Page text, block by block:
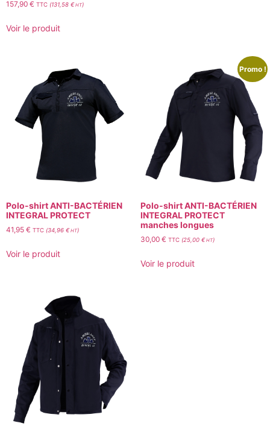
157,90 € TTC (131,58 € HT)
Voir le produit
Polo-shirt ANTI-BACTÉRIEN
INTEGRAL PROTECT
41,95 € TTC (34,96 € HT)
Voir le produit
Promo !
Polo-shirt ANTI-BACTÉRIEN
INTEGRAL PROTECT
manches longues
30,00 € TTC(25,00 €HT)
Voir le produit